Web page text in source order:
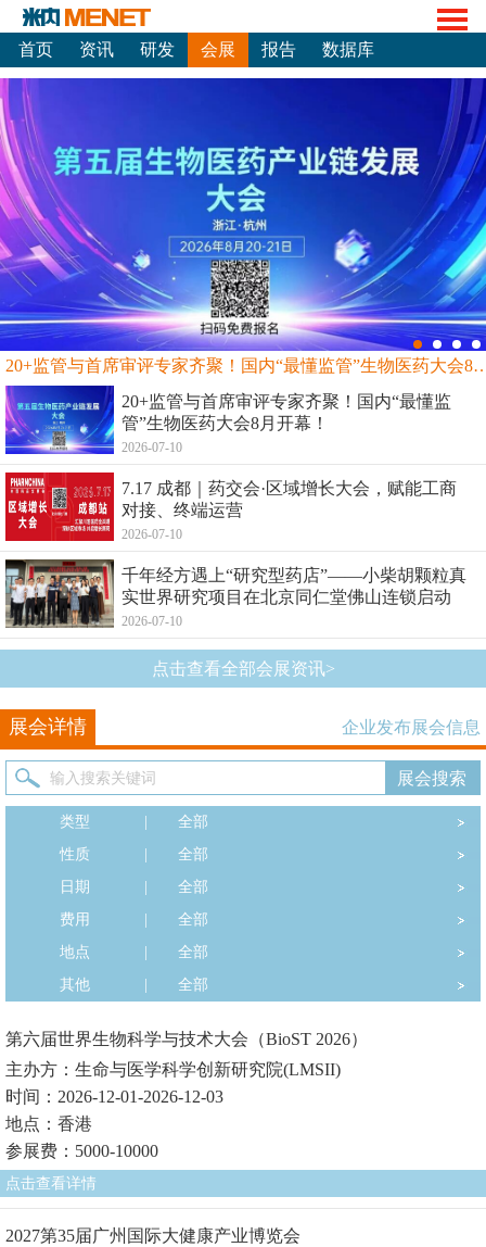
首页 资讯 研发 会展 报告 数据库
20+监管与首席审评专家齐聚！国内“最
20+监管与首席审评专家齐聚！国内“最懂监
管”生物医药大会8月开幕！
2026-07-10
7.17 成都｜药交会·区域增长大会，赋能工商
对接、终端运营
2026-07-10
千年经方遇上“研究型药店”——小柴胡颗粒真
实世界研究项目在北京同仁堂佛山连锁启动
2026-07-10
点击查看全部会展资讯>
展会详情 企业发布展会信息
类型
全部
性质
全部
日期
全部
费用
全部
地点
全部
其他
全部
第六届世界生物科学与技术大会（BioST 2026）
主办方：生命与医学科学创新研究院(LMSII)
时间：2026-12-01-2026-12-03
地点：香港
参展费：5000-10000
点击查看详情
2027第35届广州国际大健康产业博览会